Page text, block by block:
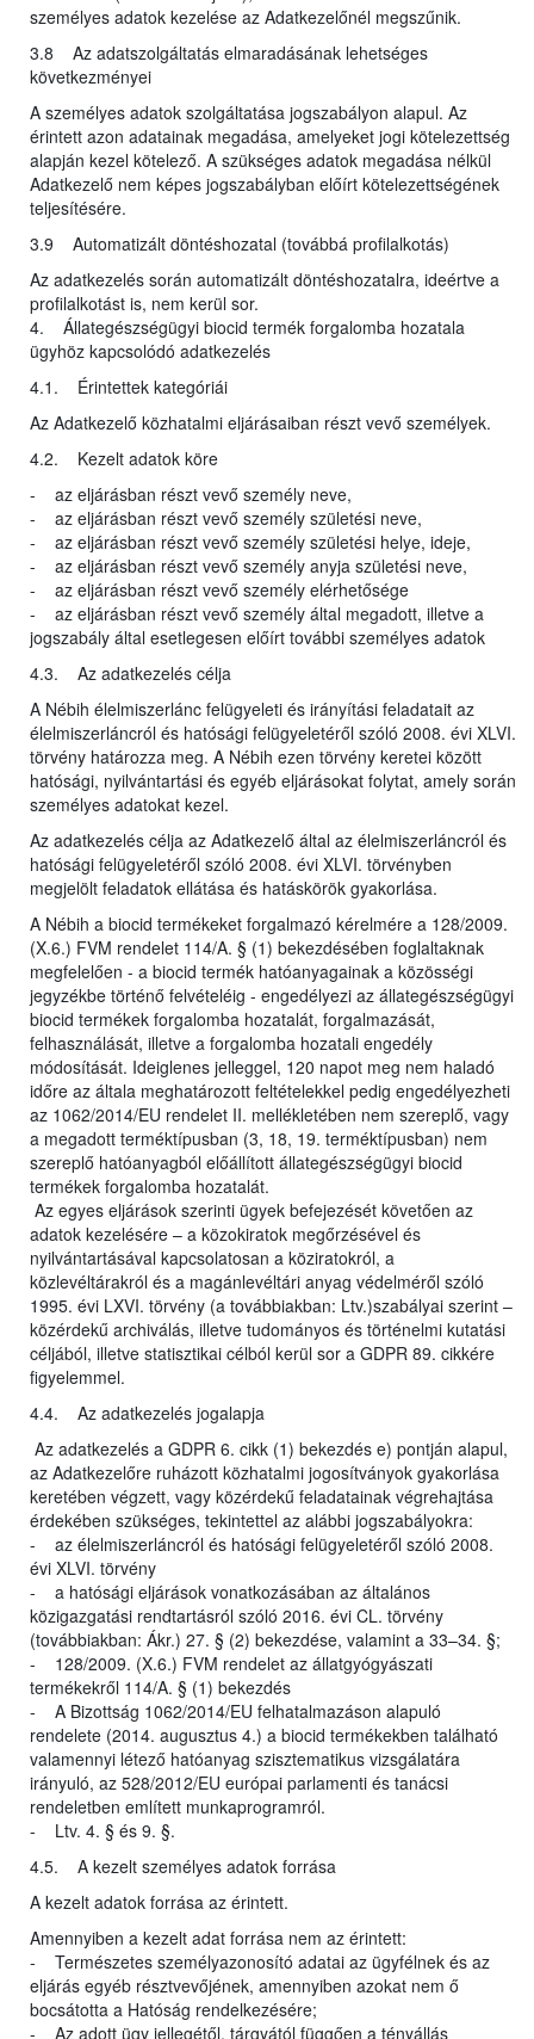
személyes adatok kezelése az Adatkezelőnél megszűnik.
3.8 Az adatszolgáltatás elmaradásának lehetséges
következményei
A személyes adatok szolgáltatása jogszabályon alapul. Az
érintett azon adatainak megadása, amelyeket jogi kötelezettség
alapján kezel kötelező. A szükséges adatok megadása nélkül
Adatkezelő nem képes jogszabályban előírt kötelezettségének
teljesítésére.
3.9 Automatizált döntéshozatal (továbbá profilalkotás)
Az adatkezelés során automatizált döntéshozatalra, ideértve a
profilalkotást is, nem kerül sor.
4. Állategészségügyi biocid termék forgalomba hozatala
ügyhöz kapcsolódó adatkezelés
4.1. Érintettek kategóriái
Az Adatkezelő közhatalmi eljárásaiban részt vevő személyek.
4.2. Kezelt adatok köre
- az eljárásban részt vevő személy neve,
- az eljárásban részt vevő személy születési neve,
- az eljárásban részt vevő személy születési helye, ideje,
- az eljárásban részt vevő személy anyja születési neve,
- az eljárásban részt vevő személy elérhetősége
- az eljárásban részt vevő személy által megadott, illetve a
jogszabály által esetlegesen előírt további személyes adatok
4.3. Az adatkezelés célja
A Nébih élelmiszerlánc felügyeleti és irányítási feladatait az
élelmiszerláncról és hatósági felügyeletéről szóló 2008. évi XLVI.
törvény határozza meg. A Nébih ezen törvény keretei között
hatósági, nyilvántartási és egyéb eljárásokat folytat, amely során
személyes adatokat kezel.
Az adatkezelés célja az Adatkezelő által az élelmiszerláncról és
hatósági felügyeletéről szóló 2008. évi XLVI. törvényben
megjelölt feladatok ellátása és hatáskörök gyakorlása.
A Nébih a biocid termékeket forgalmazó kérelmére a 128/2009.
(X.6.) FVM rendelet 114/A. § (1) bekezdésében foglaltaknak
megfelelően - a biocid termék hatóanyagainak a közösségi
jegyzékbe történő felvételéig - engedélyezi az állategészségügyi
biocid termékek forgalomba hozatalát, forgalmazását,
felhasználását, illetve a forgalomba hozatali engedély
módosítását. Ideiglenes jelleggel, 120 napot meg nem haladó
időre az általa meghatározott feltételekkel pedig engedélyezheti
az 1062/2014/EU rendelet II. mellékletében nem szereplő, vagy
a megadott terméktípusban (3, 18, 19. terméktípusban) nem
szereplő hatóanyagból előállított állategészségügyi biocid
termékek forgalomba hozatalát.
Az egyes eljárások szerinti ügyek befejezését követően az
adatok kezelésére – a közokiratok megőrzésével és
nyilvántartásával kapcsolatosan a köziratokról, a
közlevéltárakról és a magánlevéltári anyag védelméről szóló
1995. évi LXVI. törvény (a továbbiakban: Ltv.)szabályai szerint –
közérdekű archiválás, illetve tudományos és történelmi kutatási
céljából, illetve statisztikai célból kerül sor a GDPR 89. cikkére
figyelemmel.
4.4. Az adatkezelés jogalapja
Az adatkezelés a GDPR 6. cikk (1) bekezdés e) pontján alapul,
az Adatkezelőre ruházott közhatalmi jogosítványok gyakorlása
keretében végzett, vagy közérdekű feladatainak végrehajtása
érdekében szükséges, tekintettel az alábbi jogszabályokra:
- az élelmiszerláncról és hatósági felügyeletéről szóló 2008.
évi XLVI. törvény
- a hatósági eljárások vonatkozásában az általános
közigazgatási rendtartásról szóló 2016. évi CL. törvény
(továbbiakban: Ákr.) 27. § (2) bekezdése, valamint a 33–34. §;
- 128/2009. (X.6.) FVM rendelet az állatgyógyászati
termékekről 114/A. § (1) bekezdés
- A Bizottság 1062/2014/EU felhatalmazáson alapuló
rendelete (2014. augusztus 4.) a biocid termékekben található
valamennyi létező hatóanyag szisztematikus vizsgálatára
irányuló, az 528/2012/EU európai parlamenti és tanácsi
rendeletben említett munkaprogramról.
- Ltv. 4. § és 9. §.
4.5. A kezelt személyes adatok forrása
A kezelt adatok forrása az érintett.
Amennyiben a kezelt adat forrása nem az érintett:
- Természetes személyazonosító adatai az ügyfélnek és az
eljárás egyéb résztvevőjének, amennyiben azokat nem ő
bocsátotta a Hatóság rendelkezésére;
- Az adott ügy jellegétől, tárgyától függően a tényállás